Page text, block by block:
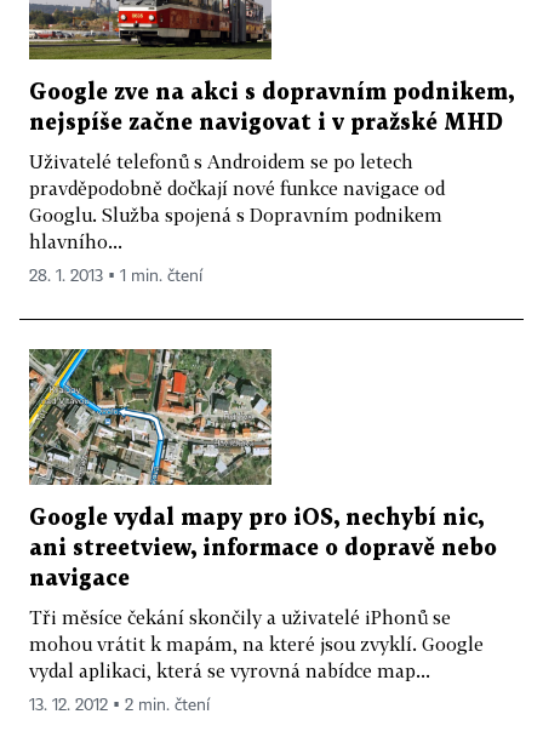
Google zve na akci s dopravním podnikem,
nejspíše začne navigovat i v pražské MHD
Uživatelé telefonů s Androidem se po letech
pravděpodobně dočkají nové funkce navigace od
Googlu. Služba spojená s Dopravním podnikem
hlavního...
28. 1. 2013 ▪ 1 min. čtení
Google vydal mapy pro iOS, nechybí nic,
ani streetview, informace o dopravě nebo
navigace
Tři měsíce čekání skončily a uživatelé iPhonů se
mohou vrátit k mapám, na které jsou zvyklí. Google
vydal aplikaci, která se vyrovná nabídce map...
13. 12. 2012 ▪ 2 min. čtení